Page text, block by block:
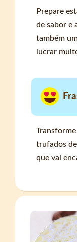
Prepare
de sabor e
também
lucrar
trufados
que vai